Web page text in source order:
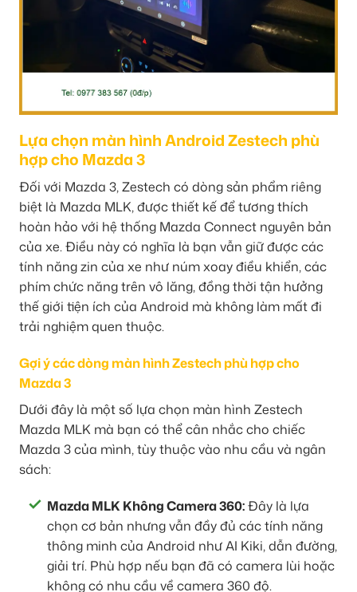
Lựa chọn màn hình Android Zestech phù
hợp cho Mazda 3
Đối với Mazda 3, Zestech có dòng sản phẩm riêng
biệt là Mazda MLK, được thiết kế để tương thích
hoàn hảo với hệ thống Mazda Connect nguyên bản
của xe. Điều này có nghĩa là bạn vẫn giữ được các
tính năng zin của xe như núm xoay điều khiển, các
phím chức năng trên vô lăng, đồng thời tận hưởng
thế giới tiện ích của Android mà không làm mất đi
trải nghiệm quen thuộc.
Gợi ý các dòng màn hình Zestech phù hợp cho
Mazda 3
Dưới đây là một số lựa chọn màn hình Zestech
Mazda MLK mà bạn có thể cân nhắc cho chiếc
Mazda 3 của mình, tùy thuộc vào nhu cầu và ngân
sách:
Mazda MLK Không Camera 360:Đây là lựa
chọn cơ bản nhưng vẫn đầy đủ các tính năng
thông minh của Android như AI Kiki, dẫn đường,
giải trí. Phù hợp nếu bạn đã có camera lùi hoặc
không có nhu cầu về camera 360 độ.